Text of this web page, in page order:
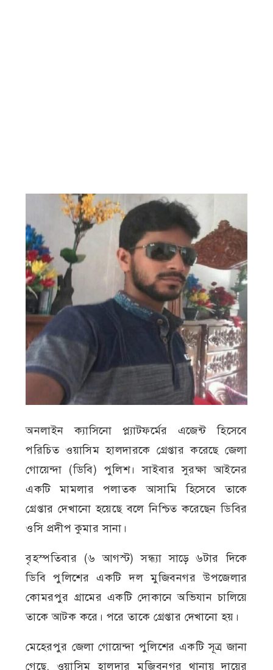
অনলাইন ক্যাসিনো প্ল্যাটফর্মের এজেন্ট হিসেবে
পরিচিত ওয়াসিম হালদারকে গ্রেপ্তার করেছে জেলা
গোয়েন্দা (ডিবি) পুলিশ। সাইবার সুরক্ষা আইনের
একটি মামলার পলাতক আসামি হিসেবে তাকে
গ্রেপ্তার দেখানো হয়েছে বলে নিশ্চিত করেছেন ডিবির
ওসি প্রদীপ কুমার সানা।
বৃহস্পতিবার (৬ আগস্ট) সন্ধ্যা সাড়ে ৬টার দিকে
ডিবি পুলিশের একটি দল মুজিবনগর উপজেলার
কোমরপুর গ্রামের একটি দোকানে অভিযান চালিয়ে
তাকে আটক করে। পরে তাকে গ্রেপ্তার দেখানো হয়।
মেহেরপুর জেলা গোয়েন্দা পুলিশের একটি সূত্র জানা
গেছে, ওয়াসিম হালদার মুজিবনগর থানায় দায়ের